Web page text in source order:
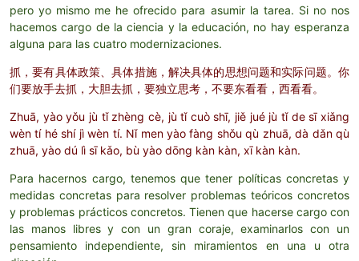
pero yo mismo me he ofrecido para asumir la tarea. Si no nos
hacemos cargo de la ciencia y la educación, no hay esperanza
alguna para las cuatro modernizaciones.
抓，要有具体政策、具体措施，解决具体的思想问题和实际问题。你
们要放手去抓，大胆去抓，要独立思考，不要东看看，西看看。
Zhuā, yào yǒu jù tǐ zhèng cè, jù tǐ cuò shī, jiě jué jù tǐ de sī xiǎng
wèn tí hé shí jì wèn tí. Nǐ men yào fàng shǒu qù zhuā, dà dǎn qù
zhuā, yào dú lì sī kǎo, bù yào dōng kàn kàn, xī kàn kàn.
Para hacernos cargo, tenemos que tener políticas concretas y
medidas concretas para resolver problemas teóricos concretos
y problemas prácticos concretos. Tienen que hacerse cargo con
las manos libres y con un gran coraje, examinarlos con un
pensamiento independiente, sin miramientos en una u otra